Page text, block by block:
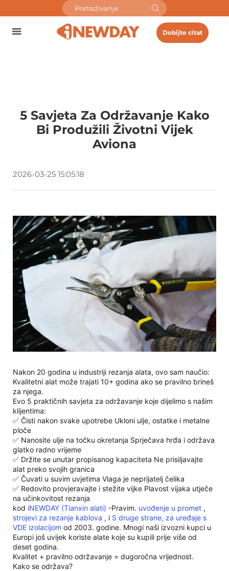
Dobijte citat
5 Savjeta Za Održavanje Kako
Bi Produžili Životni Vijek
Aviona
2026-03-25 15:05:18
Nakon 20 godina u industriji rezanja alata, ovo sam naučio:
Kvalitetni alat može trajati 10+ godina ako se pravilno brineš
za njega.
Evo 5 praktičnih savjeta za održavanje koje dijelimo s našim
klijentima:
✅ Čisti nakon svake upotrebe Ukloni ulje, ostatke i metalne
ploče
✅ Nanosite ulje na točku okretanja Sprječava hrđa i održava
glatko radno vrijeme
✅ Držite se unutar propisanog kapaciteta Ne prisiljavajte
alat preko svojih granica
✅ Čuvati u suvim uvjetima Vlaga je neprijatelj čelika
✅ Redovito provjeravajte i stežite vijke Plavost vijaka utječe
na učinkovitost rezanja
kod iNEWDAY (Tianxin alati) -Pravim. uvođenje u promet ,
strojevi za rezanje kablova , i S druge strane, za uređaje s
VDE izolacijom od 2003. godine. Mnogi naši izvozni kupci u
Europi još uvijek koriste alate koje su kupili prije više od
deset godina.
Kvalitet + pravilno održavanje = dugoročna vrijednost.
Kako se održava?